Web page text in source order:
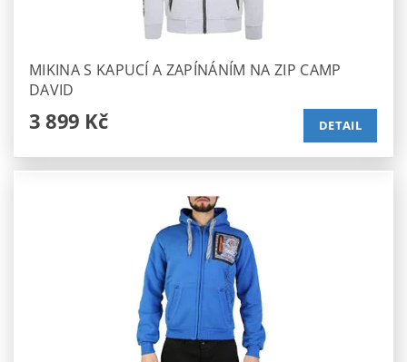
MIKINA S KAPUCÍ A ZAPÍNÁNÍM NA ZIP CAMP
DAVID
3 899 Kč DETAIL